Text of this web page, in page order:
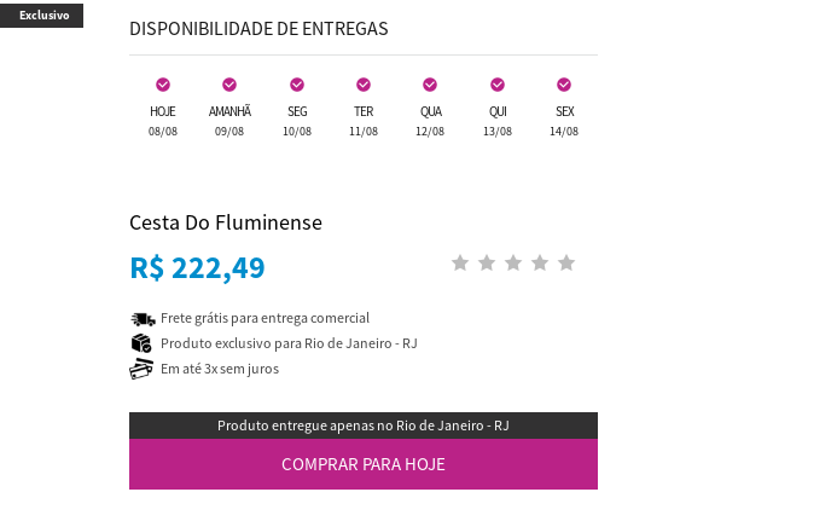
Exclusivo
DISPONIBILIDADE DE ENTREGAS
HOJE
08/08
AMANHÃ
09/08
SEG
10/08
TER
11/08
QUA
12/08
QUI
13/08
SEX
14/08
Cesta Do Fluminense
R$ 222,49
Frete grátis para entrega comercial
Produto exclusivo para Rio de Janeiro - RJ
Em até 3x sem juros
Produto entregue apenas no Rio de Janeiro - RJ
COMPRAR PARA HOJE